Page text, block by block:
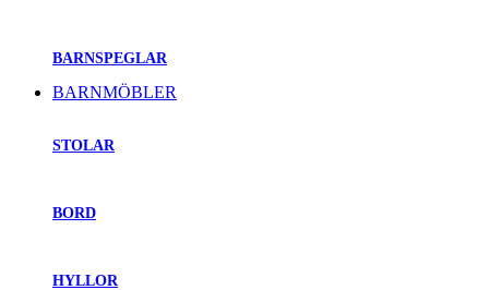
BARNSPEGLAR
BARNMÖBLER
STOLAR
BORD
HYLLOR